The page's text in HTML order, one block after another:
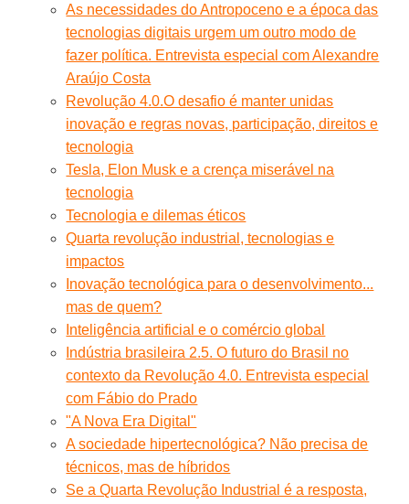
As necessidades do Antropoceno e a época das
tecnologias digitais urgem um outro modo de
fazer política. Entrevista especial com Alexandre
Araújo Costa
Revolução 4.0.O desafio é manter unidas
inovação e regras novas, participação, direitos e
tecnologia
Tesla, Elon Musk e a crença miserável na
tecnologia
Tecnologia e dilemas éticos
Quarta revolução industrial, tecnologias e
impactos
Inovação tecnológica para o desenvolvimento...
mas de quem?
Inteligência artificial e o comércio global
Indústria brasileira 2.5. O futuro do Brasil no
contexto da Revolução 4.0. Entrevista especial
com Fábio do Prado
"A Nova Era Digital"
A sociedade hipertecnológica? Não precisa de
técnicos, mas de híbridos
Se a Quarta Revolução Industrial é a resposta,